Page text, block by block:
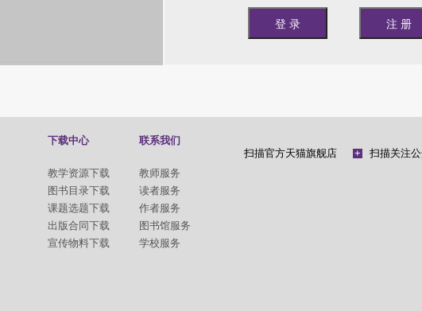
下载中心
教学资源下载
图书目录下载
课题选题下载
出版合同下载
宣传物料下载
联系我们
教师服务
读者服务
作者服务
图书馆服务
学校服务
扫描官方天猫旗舰店 + 扫描关注